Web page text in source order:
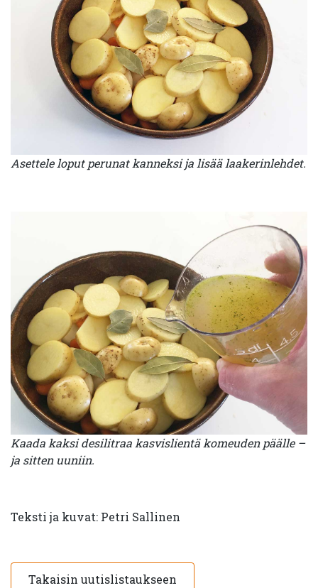
Asettele loput perunat kanneksi ja lisää laakerinlehdet.
Kaada kaksi desilitraa kasvislientä komeuden päälle –
ja sitten uuniin.
Teksti ja kuvat: Petri Sallinen
Takaisin uutislistaukseen